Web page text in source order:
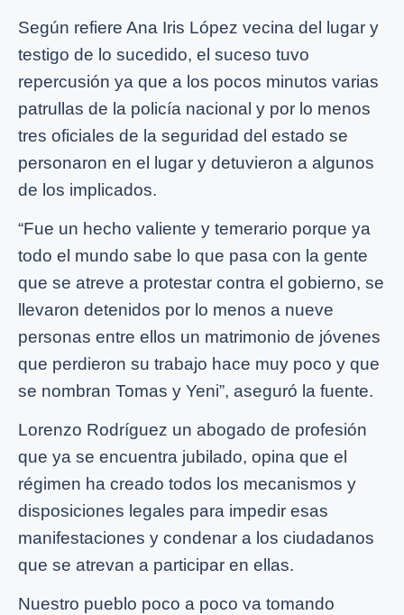
Según refiere Ana Iris López vecina del lugar y
testigo de lo sucedido, el suceso tuvo
repercusión ya que a los pocos minutos varias
patrullas de la policía nacional y por lo menos
tres oficiales de la seguridad del estado se
personaron en el lugar y detuvieron a algunos
de los implicados.
“Fue un hecho valiente y temerario porque ya
todo el mundo sabe lo que pasa con la gente
que se atreve a protestar contra el gobierno, se
llevaron detenidos por lo menos a nueve
personas entre ellos un matrimonio de jóvenes
que perdieron su trabajo hace muy poco y que
se nombran Tomas y Yeni”, aseguró la fuente.
Lorenzo Rodríguez un abogado de profesión
que ya se encuentra jubilado, opina que el
régimen ha creado todos los mecanismos y
disposiciones legales para impedir esas
manifestaciones y condenar a los ciudadanos
que se atrevan a participar en ellas.
Nuestro pueblo poco a poco va tomando